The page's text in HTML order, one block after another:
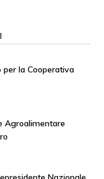
la Cooperativa
Agroalimentare